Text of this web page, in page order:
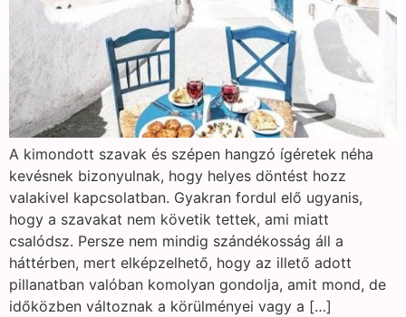
A kimondott szavak és szépen hangzó ígéretek néha
kevésnek bizonyulnak, hogy helyes döntést hozz
valakivel kapcsolatban. Gyakran fordul elő ugyanis,
hogy a szavakat nem követik tettek, ami miatt
csalódsz. Persze nem mindig szándékosság áll a
háttérben, mert elképzelhető, hogy az illető adott
pillanatban valóban komolyan gondolja, amit mond, de
időközben változnak a körülményei vagy a […]